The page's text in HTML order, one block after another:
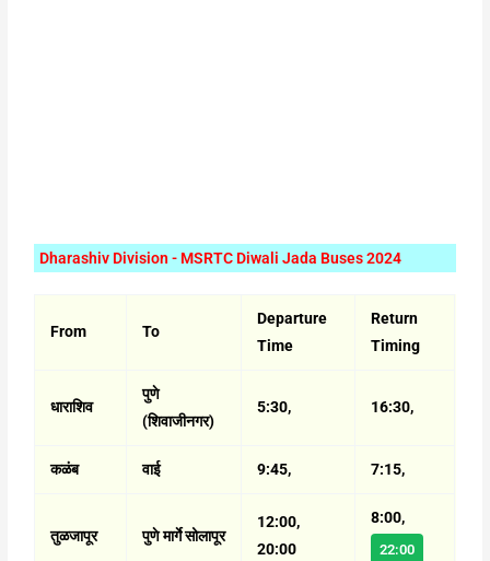
Dharashiv Division - MSRTC Diwali Jada Buses 2024
From To
Departure
Time
Return
Timing
धाराशिव
पुणे
(शिवाजीनगर)
5:30, 16:30,
कळंब वाई 9:45, 7:15,
तुळजापूर पुणे मार्गे सोलापूर
12:00,
20:00
8:00,
22:00